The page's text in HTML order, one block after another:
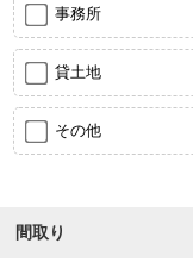
事務所
貸土地
その他
間取り